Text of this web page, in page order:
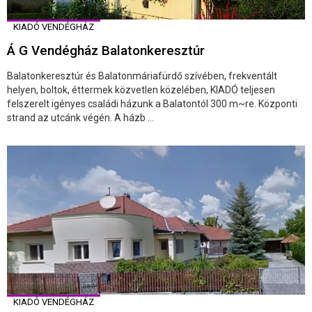
KIADÓ VENDÉGHÁZ
Á G Vendégház Balatonkeresztúr
Balatonkeresztúr és Balatonmáriafürdő szívében, frekventált
helyen, boltok, éttermek közvetlen közelében, KIADÓ teljesen
felszerelt igényes családi házunk a Balatontól 300 m~re. Központi
strand az utcánk végén. A házb ...
KIADÓ VENDÉGHÁZ